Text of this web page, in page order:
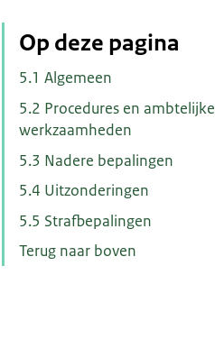
Op deze pagina
5.1 Algemeen
5.2 Procedures en ambtelijke
werkzaamheden
5.3 Nadere bepalingen
5.4 Uitzonderingen
5.5 Strafbepalingen
Terug naar boven